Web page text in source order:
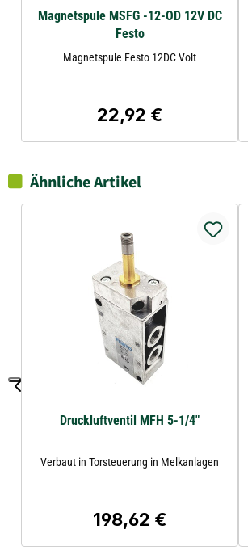
Magnetspule MSFG -12-OD 12V DC
Festo
Magnetspule Festo 12DC Volt
Regulärer Preis:
22,92 €
Ähnliche Artikel
Druckluftventil MFH 5-1/4"
Verbaut in Torsteuerung in Melkanlagen
Regulärer Preis:
198,62 €